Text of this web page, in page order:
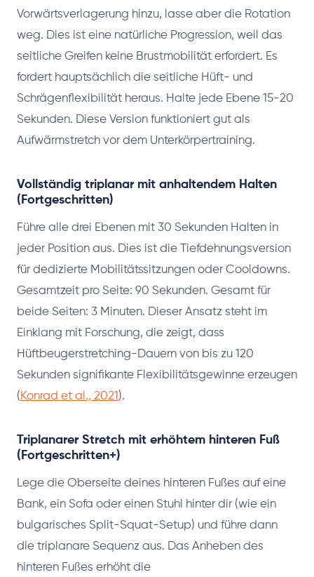
Vorwärtsverlagerung hinzu, lasse aber die Rotation
weg. Dies ist eine natürliche Progression, weil das
seitliche Greifen keine Brustmobilität erfordert. Es
fordert hauptsächlich die seitliche Hüft- und
Schrägenflexibilität heraus. Halte jede Ebene 15-20
Sekunden. Diese Version funktioniert gut als
Aufwärmstretch vor dem Unterkörpertraining.
Vollständig triplanar mit anhaltendem Halten
(Fortgeschritten)
Führe alle drei Ebenen mit 30 Sekunden Halten in
jeder Position aus. Dies ist die Tiefdehnungsversion
für dedizierte Mobilitätssitzungen oder Cooldowns.
Gesamtzeit pro Seite: 90 Sekunden. Gesamt für
beide Seiten: 3 Minuten. Dieser Ansatz steht im
Einklang mit Forschung, die zeigt, dass
Hüftbeugerstretching-Dauern von bis zu 120
Sekunden signifikante Flexibilitätsgewinne erzeugen
( Konrad et al., 2021 ).
Triplanarer Stretch mit erhöhtem hinteren Fuß
(Fortgeschritten+)
Lege die Oberseite deines hinteren Fußes auf eine
Bank, ein Sofa oder einen Stuhl hinter dir (wie ein
bulgarisches Split-Squat-Setup) und führe dann
die triplanare Sequenz aus. Das Anheben des
hinteren Fußes erhöht die